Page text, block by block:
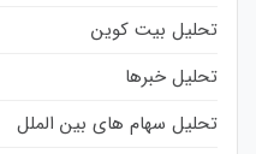
تحلیل بیت کوین
تحلیل خبرها
تحلیل سهام های بین الملل